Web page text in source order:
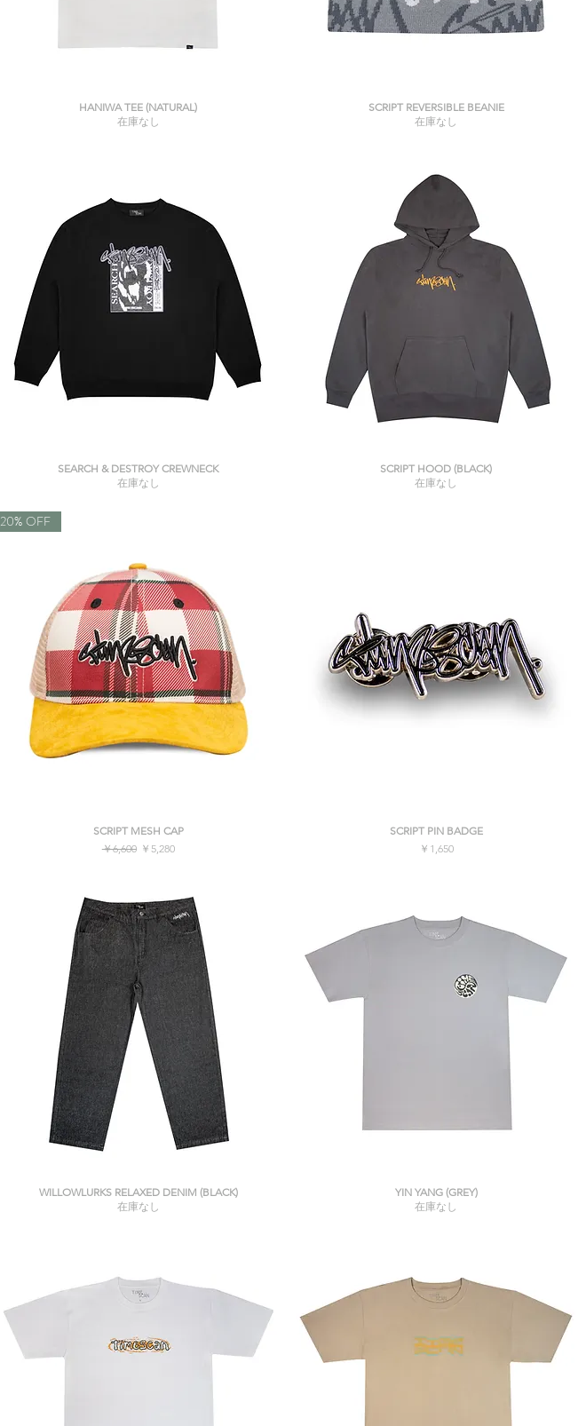
クイックビュー
HANIWA TEE (NATURAL)
在庫なし
クイックビュー
SCRIPT REVERSIBLE BEANIE
在庫なし
クイックビュー
SEARCH & DESTROY CREWNECK
在庫なし
クイックビュー
SCRIPT HOOD (BLACK)
在庫なし
クイックビュー
20% OFF
SCRIPT MESH CAP
通常価格
￥6,600 セール価格
￥5,280
クイックビュー
SCRIPT PIN BADGE
価格
￥1,650
クイックビュー
WILLOWLURKS RELAXED DENIM (BLACK)
在庫なし
クイックビュー
YIN YANG (GREY)
在庫なし